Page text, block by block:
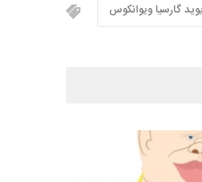
گارسیا ویوانکوس